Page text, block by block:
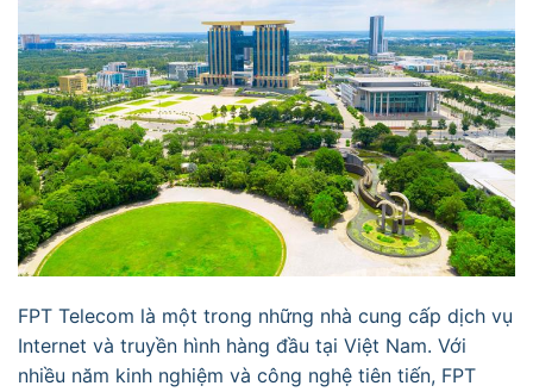
FPT Telecom là một trong những nhà cung cấp dịch vụ
Internet và truyền hình hàng đầu tại Việt Nam. Với
nhiều năm kinh nghiệm và công nghệ tiên tiến, FPT